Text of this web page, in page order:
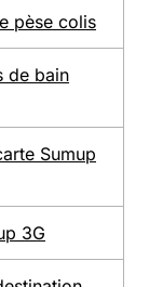
pèse colis
de bain
Sumup
3G